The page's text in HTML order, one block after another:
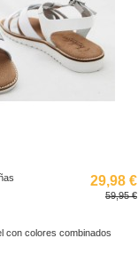
29,98 €
59,95 €
con colores combinados